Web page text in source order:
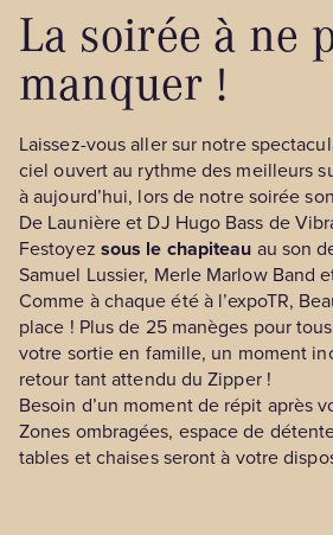
La soirée à ne
manquer !
Laissez-vous aller sur notre
ciel ouvert au rythme des meilleurs
à aujourd’hui, lors de notre soirée
De Launière et DJ Hugo Bass de
Festoyez sous le chapiteau au son
Samuel Lussier, Merle Marlow Band
Comme à chaque été à l’expoTR,
place ! Plus de 25 manèges pour
votre sortie en famille, un moment
retour tant attendu du Zipper !
Besoin d’un moment de répit après
Zones ombragées, espace de
tables et chaises seront à votre